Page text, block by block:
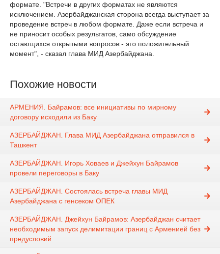
формате. "Встречи в других форматах не являются
исключением. Азербайджанская сторона всегда выступает за
проведение встреч в любом формате. Даже если встреча и
не приносит особых результатов, само обсуждение
остающихся открытыми вопросов - это положительный
момент", - сказал глава МИД Азербайджана.
Похожие новости
АРМЕНИЯ. Байрамов: все инициативы по мирному
договору исходили из Баку
АЗЕРБАЙДЖАН. Глава МИД Азербайджана отправился в
Ташкент
АЗЕРБАЙДЖАН. Игорь Ховаев и Джейхун Байрамов
провели переговоры в Баку
АЗЕРБАЙДЖАН. Состоялась встреча главы МИД
Азербайджана с генсеком ОПЕК
АЗЕРБАЙДЖАН. Джейхун Байрамов: Азербайджан считает
необходимым запуск делимитации границ с Арменией без
предусловий